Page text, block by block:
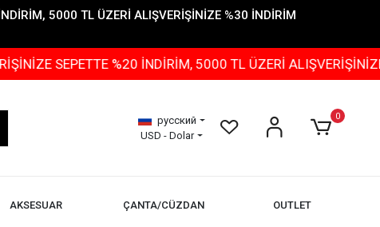
5000 TL ÜZERİ ALIŞVERİŞİNİZE %30 İNDİRİM
%20 İNDİRİM, 5000 TL ÜZERİ ALIŞVERİŞİNİZE %30
русский
USD - Dolar
0
AKSESUAR ÇANTA/CÜZDAN OUTLET